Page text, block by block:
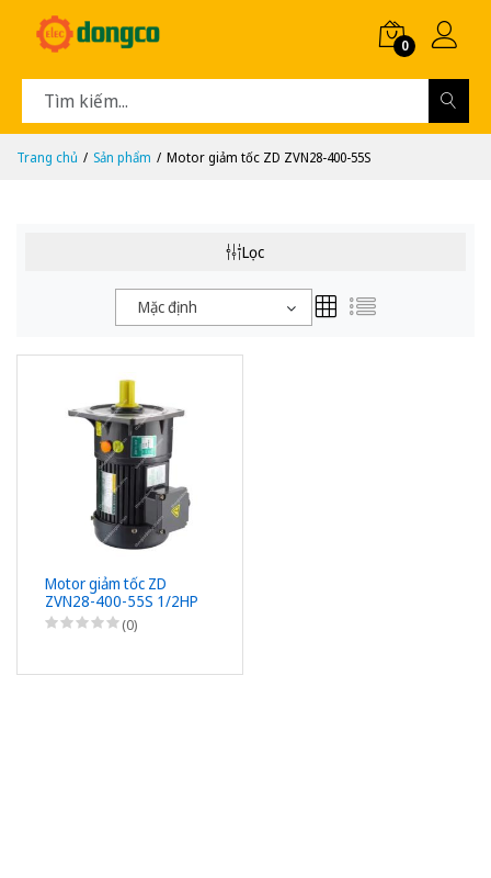
0
Trang chủ Sản phẩm Motor giảm tốc ZD ZVN28-400-55S
Lọc
Mặc định
Motor giảm tốc ZD
ZVN28-400-55S 1/2HP
(400W) 0,4kW - 1/55 -
kiểu lắp Mặt bích 3 Pha
(0)